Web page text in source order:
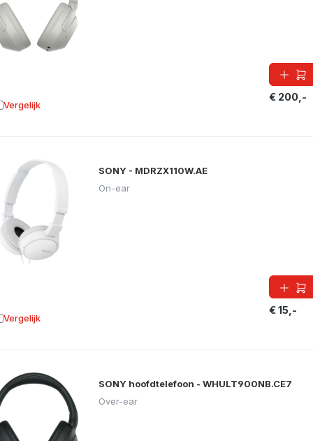
€ 200,-
Vergelijk aan vergelijking
SONY - MDRZX110W.AE
On-ear
€ 15,-
Vergelijk aan vergelijking
SONY hoofdtelefoon - WHULT900NB.CE7
Over-ear